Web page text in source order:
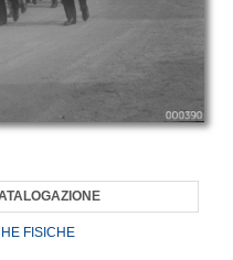
FISICHE